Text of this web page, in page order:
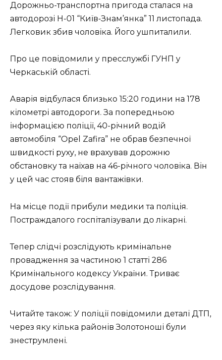
Дорожньо-транспортна пригода сталася на
автодорозі Н-01 “Київ-Знам’янка” 11 листопада.
Легковик збив чоловіка. Його ушпиталили.
Про це повідомили у пресслужбі ГУНП у
Черкаській області.
Аварія відбулася близько 15:20 години на 178
кілометрі автодороги. За попередньою
інформацією поліції, 40-річний водій
автомобіля “Opel Zafira” не обрав безпечної
швидкості руху, не врахував дорожню
обстановку та наїхав на 46-річного чоловіка. Він
у цей час стояв біля вантажівки.
На місце події прибули медики та поліція.
Постраждалого госпіталізували до лікарні.
Тепер слідчі розслідують кримінальне
провадження за частиною 1 статті 286
Кримінального кодексу України. Триває
досудове розслідування.
Читайте також: У поліції повідомили деталі ДТП,
через яку кілька районів Золотоноші були
знеструмлені.